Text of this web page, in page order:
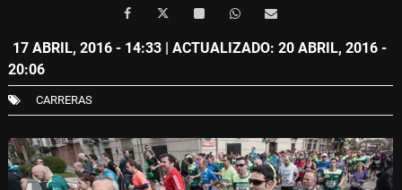
17 ABRIL, 2016 - 14:33 | ACTUALIZADO: 20 ABRIL, 2016 -
20:06
CARRERAS